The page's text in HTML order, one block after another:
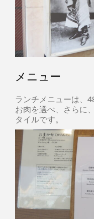
メニュー
ランチメニューは、
お肉を選べ、さらに
タイルです。